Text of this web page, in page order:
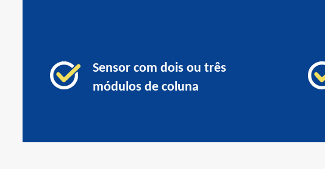
Sensor com dois ou três
módulos de coluna